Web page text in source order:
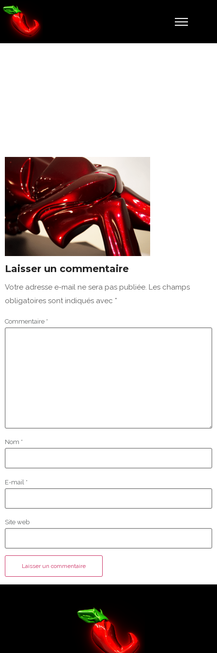
Laisser un commentaire
Votre adresse e-mail ne sera pas publiée. Les champs
obligatoires sont indiqués avec *
Commentaire *
Nom *
E-mail *
Site web